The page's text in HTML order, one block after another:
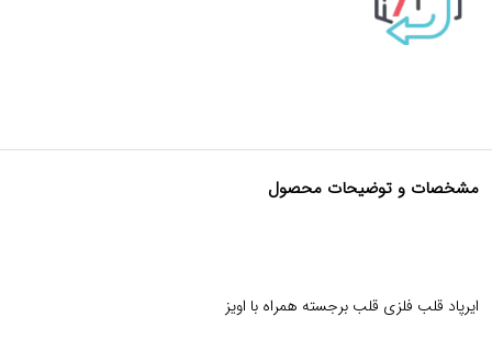
مشخصات و توضیحات محصول
ایرپاد قلب فلزی قلب برجسته همراه با اویز